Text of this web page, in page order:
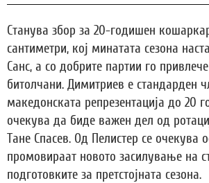
Станува збор за 20-годишен
сантиметри, кој минатата сезона
Санс, а со добрите партии го
битолчани. Димитриев е стандарден
македонската репрезентација до 20
очекува да биде важен дел од
Тане Спасев. Од Пелистер се очекува
промовираат новото засилување на
подготовките за претстојната сезона.